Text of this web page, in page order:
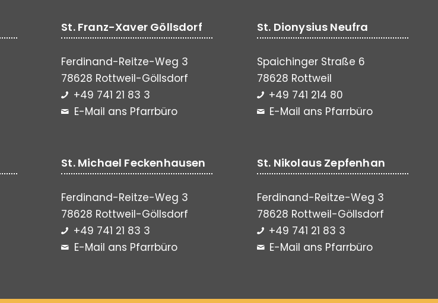
St. Franz-Xaver Göllsdorf
Ferdinand-Reitze-Weg 3
78628 Rottweil-Göllsdorf
+49 741 21 83 3
E-Mail ans Pfarrbüro
St. Michael Feckenhausen
Ferdinand-Reitze-Weg 3
78628 Rottweil-Göllsdorf
+49 741 21 83 3
E-Mail ans Pfarrbüro
St. Dionysius Neufra
Spaichinger Straße 6
78628 Rottweil
+49 741 214 80
E-Mail ans Pfarrbüro
St. Nikolaus Zepfenhan
Ferdinand-Reitze-Weg 3
78628 Rottweil-Göllsdorf
+49 741 21 83 3
E-Mail ans Pfarrbüro